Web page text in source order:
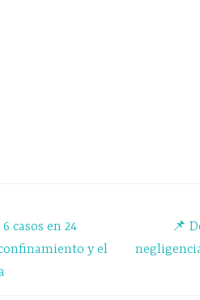
casos en 24
y el
📌